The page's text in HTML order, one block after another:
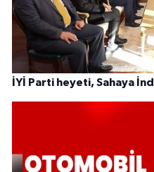
İYİ Parti heyeti, Sahaya